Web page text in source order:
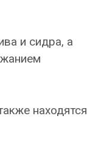
и сидра, а
находятся